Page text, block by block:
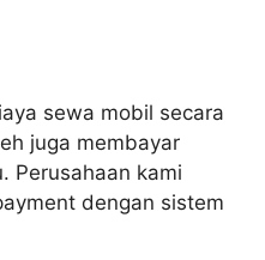
sewa mobil secara
juga membayar
Perusahaan kami
dengan sistem